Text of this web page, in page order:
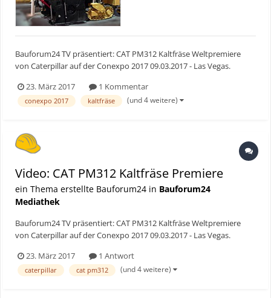
Bauforum24 TV präsentiert: CAT PM312 Kaltfräse Weltpremiere
von Caterpillar auf der Conexpo 2017 09.03.2017 - Las Vegas.
CONEXPO 2017 wurde die PM312 zum ersten Mal vorgestellt. Für
das Interview können deutschen Unterti...
23. März 2017 1 Kommentar
conexpo 2017 kaltfräse (und 4 weitere)
Video: CAT PM312 Kaltfräse Premiere
ein Thema erstellte Bauforum24 in Bauforum24
Mediathek
Bauforum24 TV präsentiert: CAT PM312 Kaltfräse Weltpremiere
von Caterpillar auf der Conexpo 2017 09.03.2017 - Las Vegas.
CONEXPO 2017 wurde die PM312 zum ersten Mal vorgestellt. Für
das Interview können deutschen Unterti...
23. März 2017 1 Antwort
caterpillar cat pm312 (und 4 weitere)